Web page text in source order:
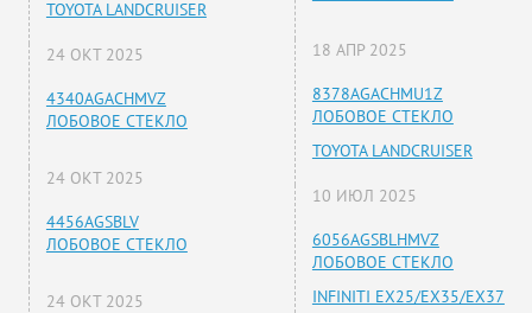
TOYOTA LANDCRUISER
24 ОКТ 2025
4340AGACHMVZ
ЛОБОВОЕ СТЕКЛО
24 ОКТ 2025
4456AGSBLV
ЛОБОВОЕ СТЕКЛО
24 ОКТ 2025
18 АПР 2025
8378AGACHMU1Z
ЛОБОВОЕ СТЕКЛО
TOYOTA LANDCRUISER
10 ИЮЛ 2025
6056AGSBLHMVZ
ЛОБОВОЕ СТЕКЛО
INFINITI EX25/EX35/EX37